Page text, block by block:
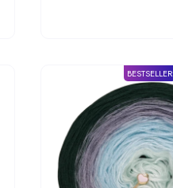
BESTSELLER